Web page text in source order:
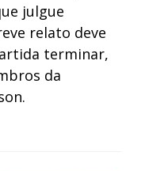
julgue
relato deve
terminar,
da